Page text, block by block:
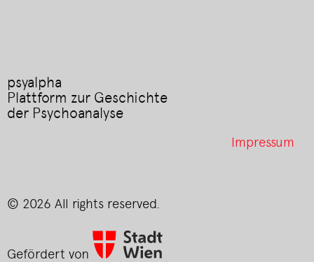
psyalpha
Plattform zur Geschichte
der Psychoanalyse
Impressum
© 2026 All rights reserved.
Gefördert von